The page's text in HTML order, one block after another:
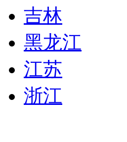
吉林
黑龙江
江苏
浙江